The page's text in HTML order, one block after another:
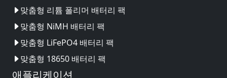
맞춤형 리튬 폴리머 배터리 팩
맞춤형 NiMH 배터리 팩
맞춤형 LiFePO4 배터리 팩
맞춤형 18650 배터리 팩
애플리케이션